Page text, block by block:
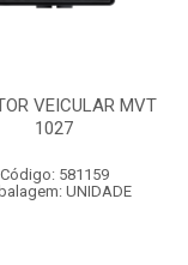
VEICULAR MVT
1027
Código: 581159
UNIDADE